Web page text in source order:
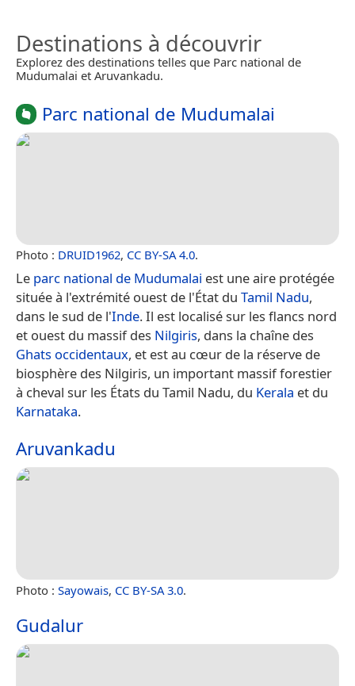
Destinations à découvrir
Explorez des destinations telles que Parc national de
Mudumalai et Aruvankadu.
Parc national de Mudumalai
Photo : DRUID1962, CC BY-SA 4.0.
Le parc national de Mudumalai est une aire protégée
située à l'extrémité ouest de l'État du Tamil Nadu,
dans le sud de l'Inde. Il est localisé sur les flancs nord
et ouest du massif des Nilgiris, dans la chaîne des
Ghats occidentaux, et est au cœur de la réserve de
biosphère des Nilgiris, un important massif forestier
à cheval sur les États du Tamil Nadu, du Kerala et du
Karnataka.
Aruvankadu
Photo : Sayowais, CC BY-SA 3.0.
Gudalur